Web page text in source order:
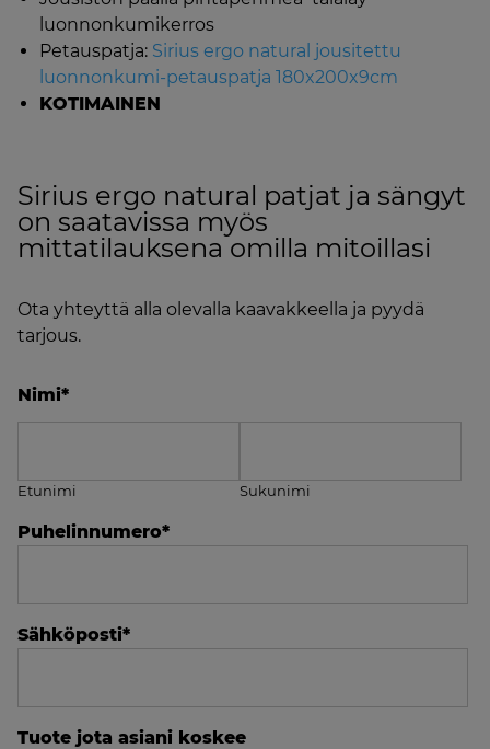
luonnonkumikerros
Petauspatja: Sirius ergo natural jousitettu
luonnonkumi-petauspatja 180x200x9cm
KOTIMAINEN
Sirius ergo natural patjat ja sängyt
on saatavissa myös
mittatilauksena omilla mitoillasi
Ota yhteyttä alla olevalla kaavakkeella ja pyydä
tarjous.
Nimi*
Etunimi Sukunimi
Puhelinnumero*
Sähköposti*
Tuote jota asiani koskee